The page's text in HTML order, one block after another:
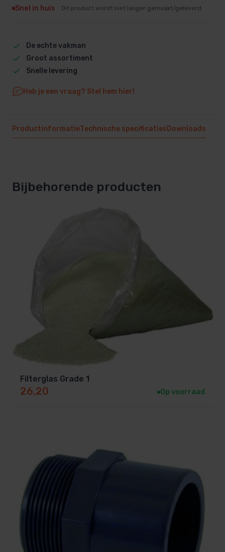
Snel in huis
Dit product wordt niet langer gemaakt/geleverd.
De echte vakman
Groot assortiment
Snelle levering
Heb je een vraag? Stel hem hier!
ProductinformatieTechnische specificaties Downloads
Bijbehorende producten
Filterglas Grade 1
26,20 Op voorraad